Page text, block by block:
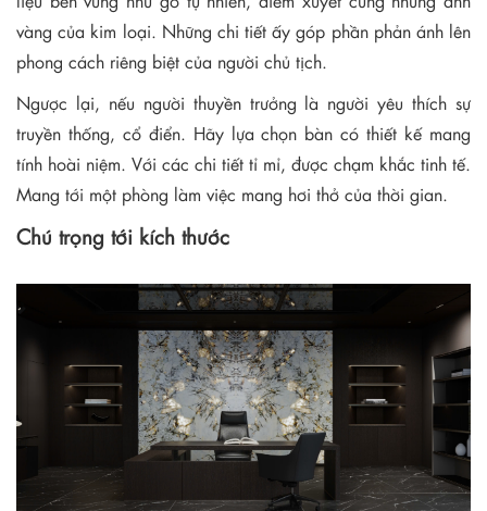
vàng của kim loại. Những chi tiết ấy góp phần phản ánh lên
phong cách riêng biệt của người chủ tịch.
Ngược lại, nếu người thuyền trưởng là người yêu thích sự
truyền thống, cổ điển. Hãy lựa chọn bàn có thiết kế mang
tính hoài niệm. Với các chi tiết tỉ mỉ, được chạm khắc tinh tế.
Mang tới một phòng làm việc mang hơi thở của thời gian.
Chú trọng tới kích thước